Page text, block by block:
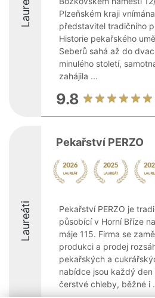
Plzeňském kraji
představitel tradičního
Historie pekařského
Seberů sahá až do
minulého století,
zahájila ...
9.8
Laureáti
Pekařství PERZO
Pekařství PERZO je
působící v Horní Bříze
máje 115. Firma se
produkci a prodej
pekařských a
nabídce jsou každý
čerstvé chleby, běžné i